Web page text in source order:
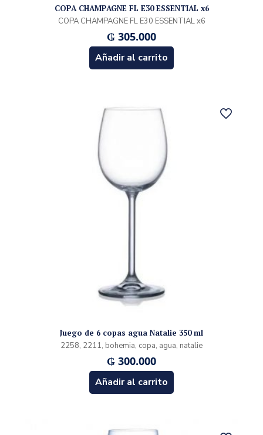
COPA CHAMPAGNE FL E30 ESSENTIAL x6
COPA CHAMPAGNE FL E30 ESSENTIAL x6
₲ 305.000
Añadir al carrito
Juego de 6 copas agua Natalie 350 ml
2258, 2211, bohemia, copa, agua, natalie
₲ 300.000
Añadir al carrito